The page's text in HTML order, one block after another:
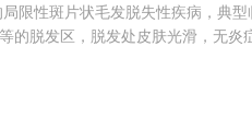
限性斑片状毛发脱失性疾病，典
的脱发区，脱发处皮肤光滑，无炎